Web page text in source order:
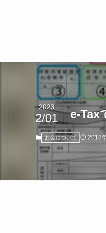
e-Tax
2023
2/01
お金について 2018